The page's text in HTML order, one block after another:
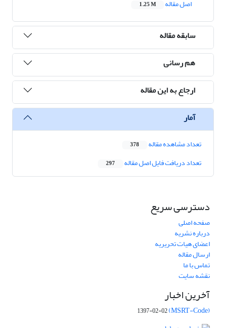
اصل مقاله
1.25 M
سابقه مقاله
هم رسانی
ارجاع به این مقاله
آمار
تعداد مشاهده مقاله 378
تعداد دریافت فایل اصل مقاله 297
دسترسی سریع
صفحه اصلی
درباره نشریه
اعضای هیات تحریریه
ارسال مقاله
تماس با ما
نقشه سایت
آخرین اخبار
(MSRT-Code)
1397-02-02